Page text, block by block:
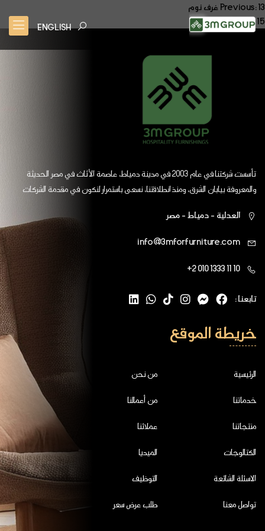
ENGLISH
تصفّح
المقالات
Previous:13 غرف نوم
Next:15 غرف نوم
تأسست شركتنا في عام 2003 في مدينة دمياط، عاصمة الأثاث في مصر الحديثة
والمعروفة بيابان الشرق، ومنذ انطلاقتنا، نسعى باستمرار لنكون في مقدمة الشركات
العدلية - دمياط - مصر
info@3mforfurniture.com
+2 010 1333 11 10
تابعنا :
خريطة الموقع
الرئيسية من نحن
خدماتنا من أعمالنا
منتجاتنا عملائنا
الكتالوجات الميديا
الاسئلة الشائعة التوظيف
تواصل معنا طلب عرض سعر